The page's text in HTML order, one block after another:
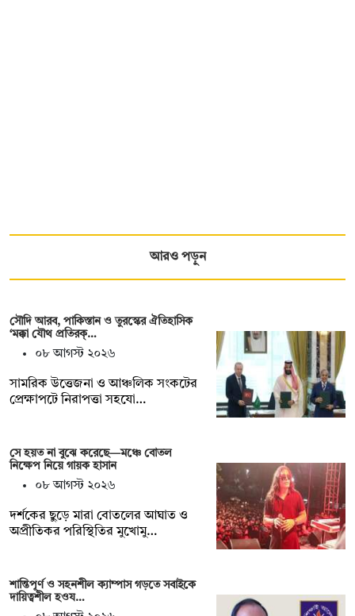
আরও পড়ুন
সৌদি আরব, পাকিস্তান ও তুরস্কের ঐতিহাসিক
‘মক্কা যৌথ প্রতিরক্…
০৮ আগস্ট ২০২৬
সামরিক উত্তেজনা ও আঞ্চলিক সংকটের
প্রেক্ষাপটে নিরাপত্তা সহযো…
সে হয়ত না ‍বুঝে করেছে—মঞ্চে বোতল
নিক্ষেপ নিয়ে গায়ক হাসান
০৮ আগস্ট ২০২৬
দর্শকের ছুড়ে মারা বোতলের আঘাত ও
অপ্রীতিকর পরিস্থিতির মুখোমু…
শান্তিপূর্ণ ও সহনশীল ক্যাম্পাস গড়তে সবাইকে
দায়িত্বশীল হওয…